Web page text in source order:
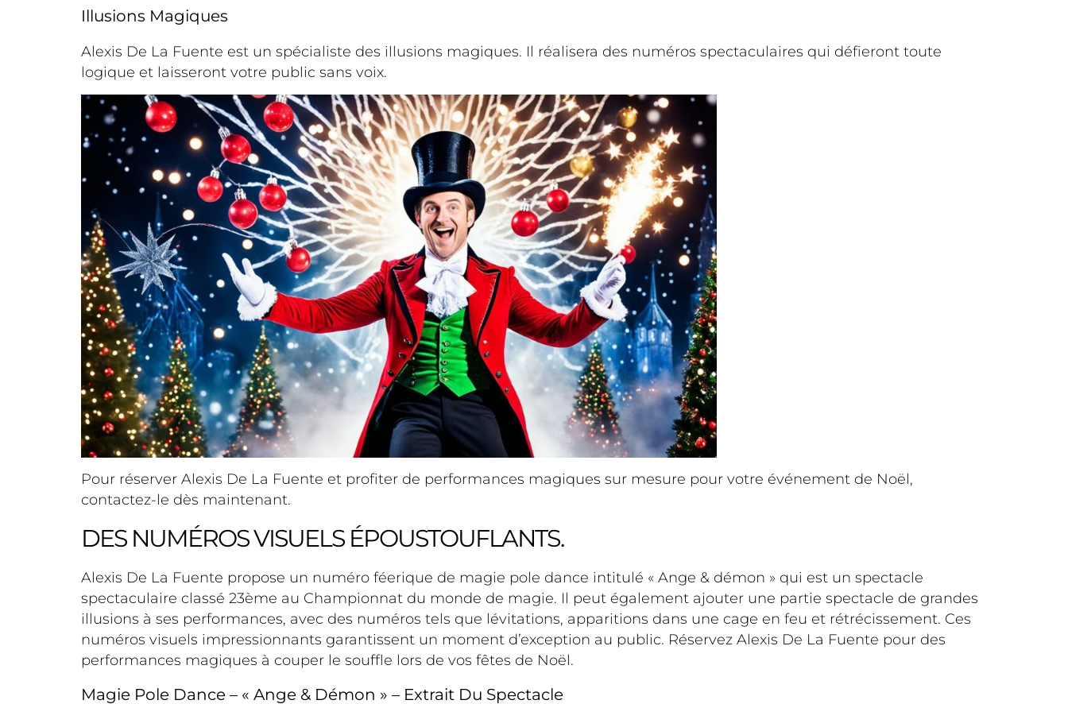
Illusions Magiques
Alexis De La Fuente est un spécialiste des illusions magiques. Il réalisera des numéros spectaculaires qui défieront toute
logique et laisseront votre public sans voix.
Pour réserver Alexis De La Fuente et profiter de performances magiques sur mesure pour votre événement de Noël,
contactez-le dès maintenant.
DES NUMÉROS VISUELS ÉPOUSTOUFLANTS.
Alexis De La Fuente propose un numéro féerique de magie pole dance intitulé « Ange & démon » qui est un spectacle
spectaculaire classé 23ème au Championnat du monde de magie. Il peut également ajouter une partie spectacle de grandes
illusions à ses performances, avec des numéros tels que lévitations, apparitions dans une cage en feu et rétrécissement. Ces
numéros visuels impressionnants garantissent un moment d’exception au public. Réservez Alexis De La Fuente pour des
performances magiques à couper le souffle lors de vos fêtes de Noël.
Magie Pole Dance – « Ange & Démon » – Extrait Du Spectacle